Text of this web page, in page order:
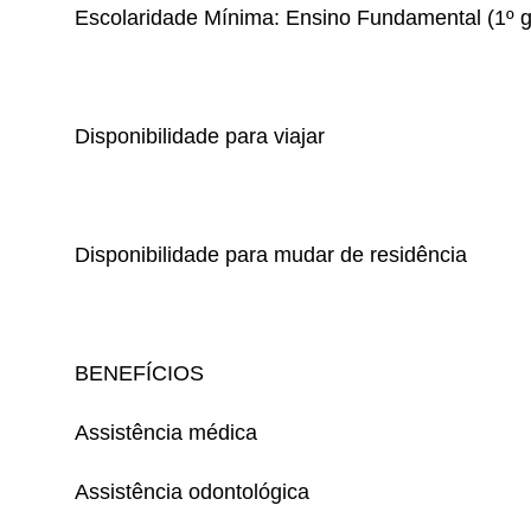
Escolaridade Mínima: Ensino Fundamental (1º
Disponibilidade para viajar
Disponibilidade para mudar de residência
BENEFÍCIOS
Assistência médica
Assistência odontológica